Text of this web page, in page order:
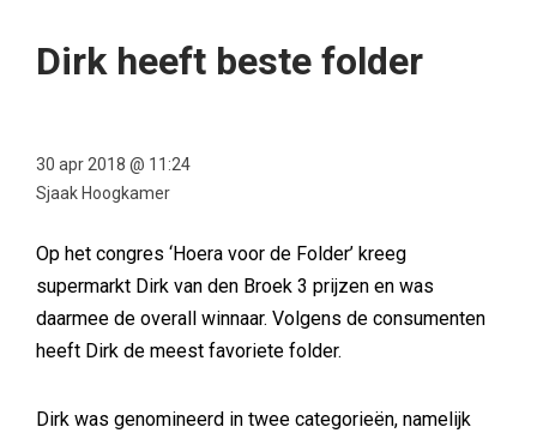
Dirk heeft beste folder
30 apr 2018 @ 11:24
Sjaak Hoogkamer
Op het congres ‘Hoera voor de Folder’ kreeg
supermarkt Dirk van den Broek 3 prijzen en was
daarmee de overall winnaar. Volgens de consumenten
heeft Dirk de meest favoriete folder.
Dirk was genomineerd in twee categorieën, namelijk